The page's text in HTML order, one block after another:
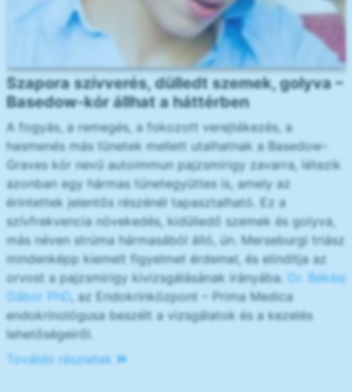
Szapora szívverés, dülledt szemek, golyva –
Basedow-kór állhat a háttérben
A fogyás, a remegés, a fokozott verejtékezés, a
hasmenés más tünetek mellett utalhatnak a Basedow-
Graves kór nevű autoimmun pajzsmirigy zavarra, létezik
azonban egy hármas tünetegyüttes is, amely az
érintettek jelentős részénél tapasztalható. Ez a
szívfrekvencia növekedés, kidülledő szemek és golyva,
más néven strúma hármasából álló, ún. Merseburgi triász
mindenképp kiemelt figyelmet érdemel, és elindítja az
orvost a pajzsmirigy kivizsgálásának irányába. Dr. Békési
Gábor PhD, az Endokrinközpont – Prima Medica
endokrinológusa beszélt a vizsgálatok és a kezelés
lehetőségeiről.
További részletek